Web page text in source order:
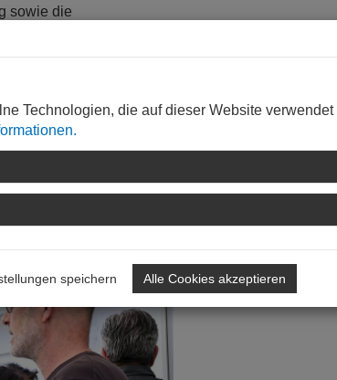
sowie die
über das seit
aber immer noch kein
a.D. und
Technologien, die auf dieser Website verwendet
speichern Alle Cookies akzeptieren